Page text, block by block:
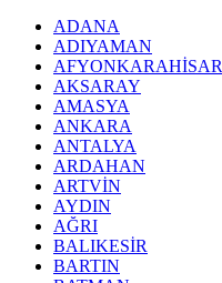
ADANA
ADIYAMAN
AFYONKARAHİSAR
AKSARAY
AMASYA
ANKARA
ANTALYA
ARDAHAN
ARTVİN
AYDIN
AĞRI
BALIKESİR
BARTIN